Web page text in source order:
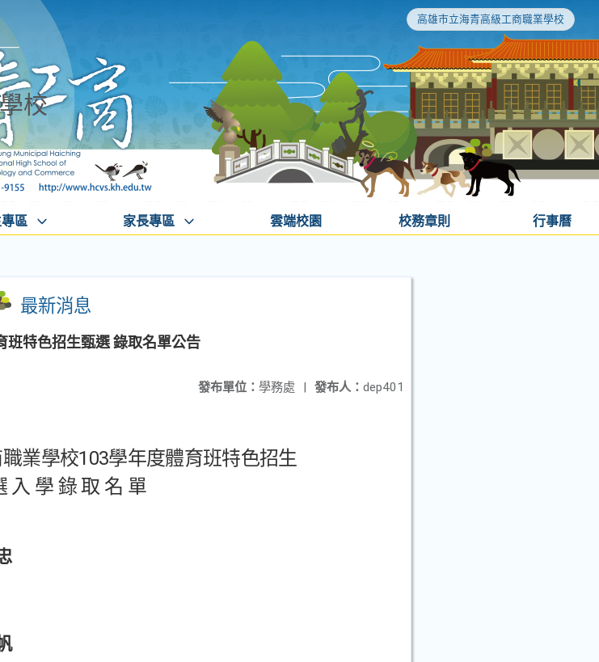
高雄市立海青高級工商職業學校
校
區 家長專區 雲端校園 校務章則 行事曆
最新消息
班特色招生甄選 錄取名單公告
發布人： dep401
發布單位： 學務處 |
業學校103學年度體育班特色招生
入 學 錄 取 名 單